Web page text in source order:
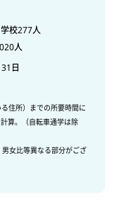
校277人
人
日
住所）までの所要時間に
算。（自転車通学は除
女比等異なる部分がござ